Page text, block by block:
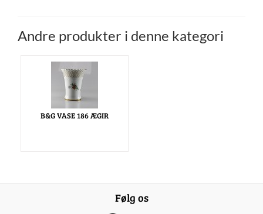
Andre produkter i denne kategori
B&G VASE 186 ÆGIR
Følg os